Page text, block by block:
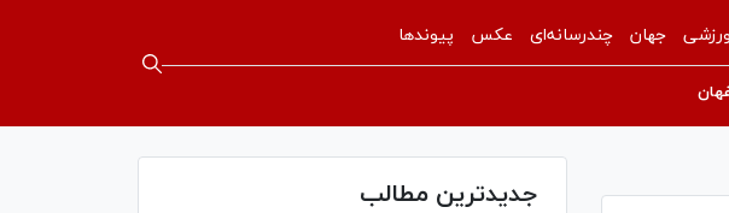
ورزشی جهان چندرسانه‌ای عکس پیوندها
جدیدترین مطالب